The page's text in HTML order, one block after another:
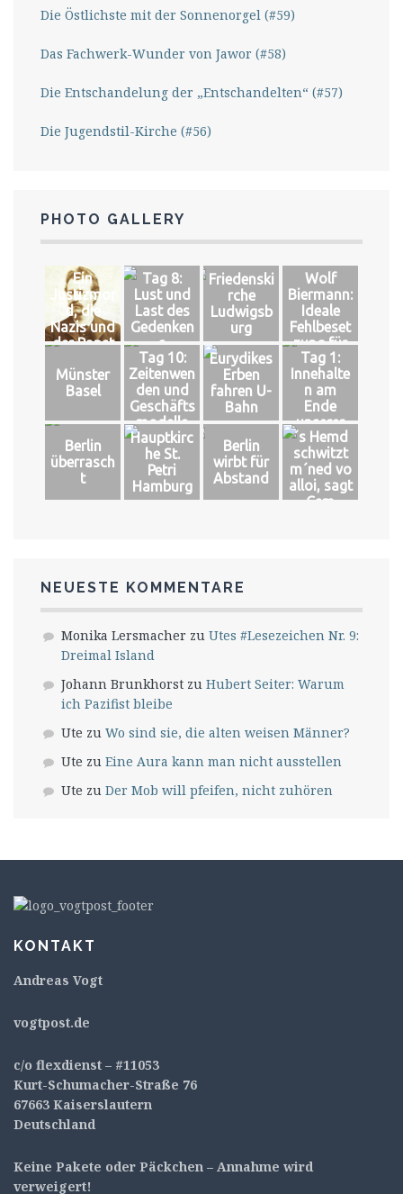
Die Östlichste mit der Sonnenorgel (#59)
Das Fachwerk-Wunder von Jawor (#58)
Die Entschandelung der „Entschandelten“ (#57)
Die Jugendstil-Kirche (#56)
PHOTO GALLERY
Ein
Justizmor
d, die
Nazis und
der Papst
Tag 8:
Lust und
Last des
Gedenken
s
Friedenski
rche
Ludwigsb
urg
Wolf
Biermann:
Ideale
Fehlbeset
zung für
das große
Glück
Münster
Basel
Tag 10:
Zeitenwen
den und
Geschäfts
modelle
Eurydikes
Erben
fahren U-
Bahn
Tag 1:
Innehalte
n am
Ende
unserer
Welt
Berlin
überrasch
t
Hauptkirc
he St.
Petri
Hamburg
Berlin
wirbt für
Abstand
´s Hemd
schwitzt
m´ned vo
alloi, sagt
Cem
NEUESTE KOMMENTARE
Monika Lersmacher zu Utes #Lesezeichen Nr. 9:
Dreimal Island
Johann Brunkhorst zu Hubert Seiter: Warum
ich Pazifist bleibe
Ute zu Wo sind sie, die alten weisen Männer?
Ute zu Eine Aura kann man nicht ausstellen
Ute zu Der Mob will pfeifen, nicht zuhören
KONTAKT
Andreas Vogt
vogtpost.de
c/o flexdienst – #11053
Kurt-Schumacher-Straße 76
67663 Kaiserslautern
Deutschland
Keine Pakete oder Päckchen – Annahme wird
verweigert!